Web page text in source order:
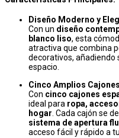
Diseño Moderno y
Con un diseño
blanco liso, esta
atractiva que combina
decorativos, añadiendo
espacio.
Cinco Amplios Cajones
Con cinco cajones
ideal para ropa,
hogar . Cada cajón se
sistema de apertura
acceso fácil y rápido a